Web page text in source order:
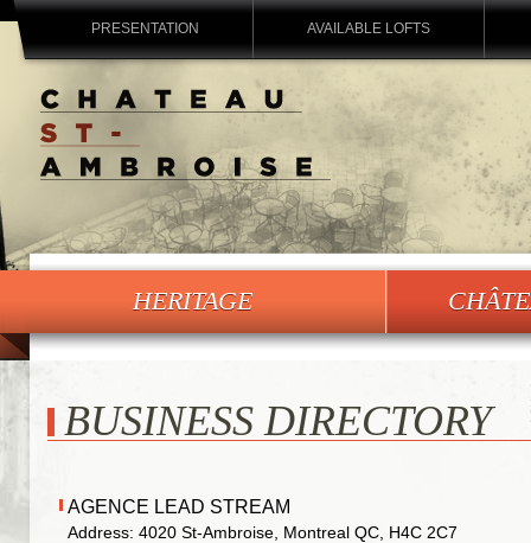
PRESENTATION AVAILABLE LOFTS
HERITAGE
BUSINESS DIRECTORY
AGENCE LEAD STREAM
Address: 4020 St-Ambroise, Montreal QC, H4C 2C7